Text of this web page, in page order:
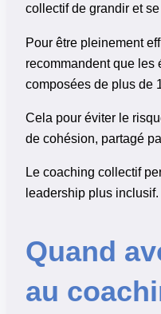
collectif de grandir et
Pour être pleinement
recommandent que les
composées de plus de
Cela pour éviter le
de cohésion, partagé
Le coaching collectif
leadership plus inclusif.
Quand
au